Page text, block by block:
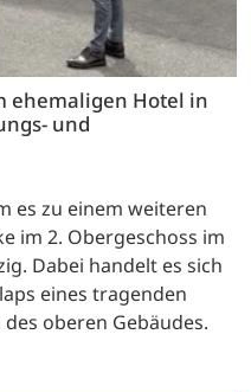
ehemaligen Hotel in
und
es zu einem weiteren
im 2. Obergeschoss im
Dabei handelt es sich
eines tragenden
oberen Gebäudes.